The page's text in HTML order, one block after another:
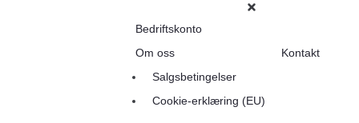
Bedriftskonto
Om oss
Salgsbetingelser
Cookie-erklæring (EU)
Kontakt